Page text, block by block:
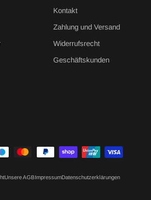
Kontakt
Zahlung und Versand
Widerrufsrecht
Geschäftskunden
Unsere AGBImpressumDatenschutzerklärungen